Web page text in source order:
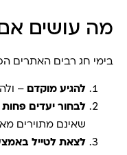
מה עושים
בימי חג רבים האתרים
להגיע מוקדם –
לבחור יעדים פחות
שאינם מתוירים
לצאת לטייל